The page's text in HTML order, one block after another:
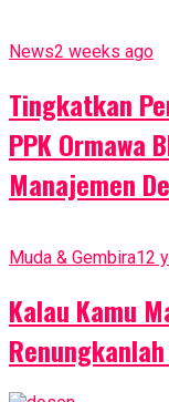
News2 weeks ago
Tingkatkan
PPK Ormawa
Manajemen
Muda & Gembira12
Kalau Kamu